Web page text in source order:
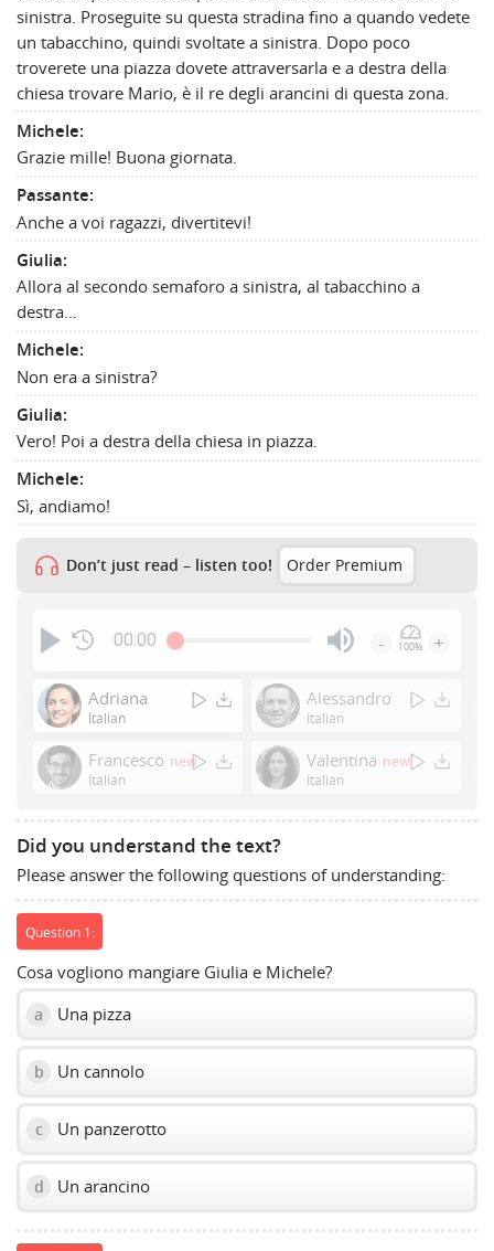
sinistra. Proseguite su questa stradina fino a quando vedete
un tabacchino, quindi svoltate a sinistra. Dopo poco
troverete una piazza dovete attraversarla e a destra della
chiesa trovare Mario, è il re degli arancini di questa zona.
Michele:
Grazie mille! Buona giornata.
Passante:
Anche a voi ragazzi, divertitevi!
Giulia:
Allora al secondo semaforo a sinistra, al tabacchino a
destra…
Michele:
Non era a sinistra?
Giulia:
Vero! Poi a destra della chiesa in piazza.
Michele:
Sì, andiamo!
Don’t just read – listen too! Order Premium
00:00
or
to
show
- 100% +
Adriana
Italian
Alessandro
Italian
Francesco new
Italian
Valentina new
Italian
Did you understand the text?
Please answer the following questions of understanding:
Question 1:
Cosa vogliono mangiare Giulia e Michele?
a Una pizza
b Un cannolo
c Un panzerotto
d Un arancino